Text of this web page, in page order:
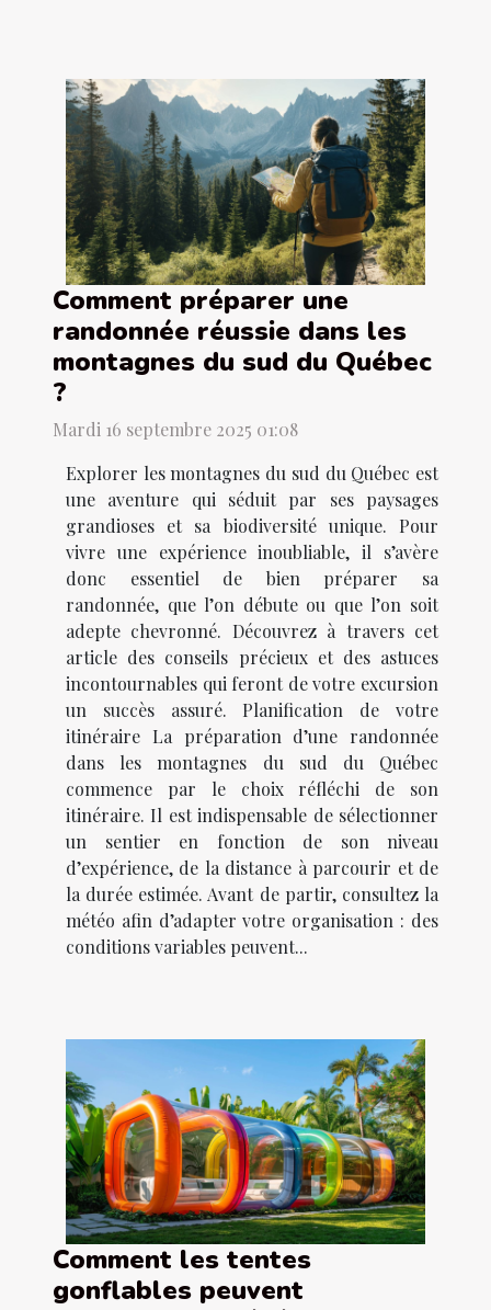
Comment préparer une
randonnée réussie dans les
montagnes du sud du Québec
?
Mardi 16 septembre 2025 01:08
Explorer les montagnes du sud du Québec est
une aventure qui séduit par ses paysages
grandioses et sa biodiversité unique. Pour
vivre une expérience inoubliable, il s’avère
donc essentiel de bien préparer sa
randonnée, que l’on débute ou que l’on soit
adepte chevronné. Découvrez à travers cet
article des conseils précieux et des astuces
incontournables qui feront de votre excursion
un succès assuré. Planification de votre
itinéraire La préparation d’une randonnée
dans les montagnes du sud du Québec
commence par le choix réfléchi de son
itinéraire. Il est indispensable de sélectionner
un sentier en fonction de son niveau
d’expérience, de la distance à parcourir et de
la durée estimée. Avant de partir, consultez la
météo afin d’adapter votre organisation : des
conditions variables peuvent...
Comment les tentes
gonflables peuvent